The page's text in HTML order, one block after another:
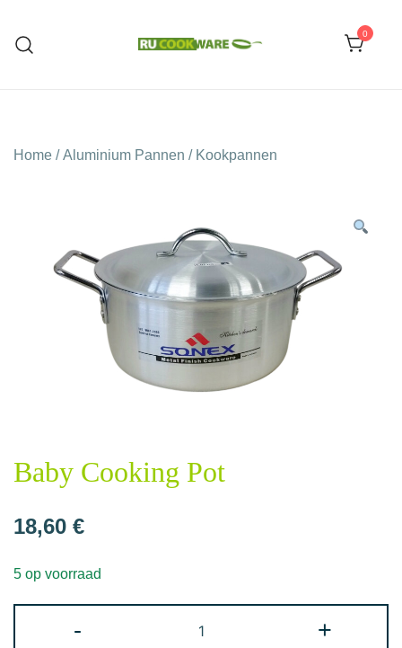
naar
0
Home /Aluminium Pannen / Kookpannen
Baby Cooking Pot
18,60 €
5 op voorraad
-
Cooking
+